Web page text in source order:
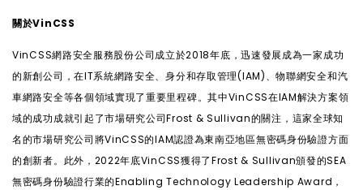
關於VinCSS
VinCSS網路安全服務股份公司成立於2018年底，迅速發展成為一家成功
的新創公司，在IT系統網路安全、身分和存取管理(IAM)、物聯網安全和汽
車網路安全等各個領域實現了重要里程碑。其中VinCSS在IAM解決方案領
域的成功成就引起了市場研究公司Frost & Sullivan的關注，這家全球知
名的市場研究公司將VinCSS的IAM認證為東南亞地區無密碼身份驗證方面
的創新者。此外，2022年底VinCSS獲得了Frost & Sullivan頒發的SEA
無密碼身份驗證行業的Enabling Technology Leadership Award，